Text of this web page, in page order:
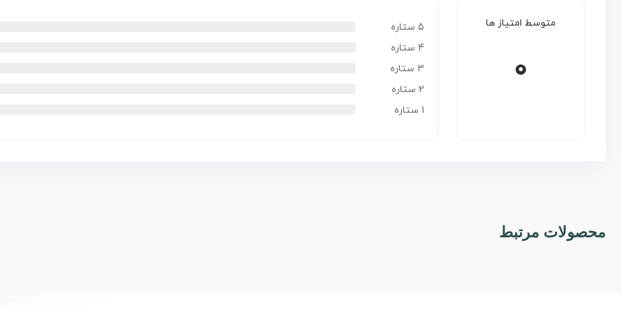
متوسط امتیاز ها
0
5 ستاره
4 ستاره
3 ستاره
2 ستاره
1 ستاره
محصولات مرتبط